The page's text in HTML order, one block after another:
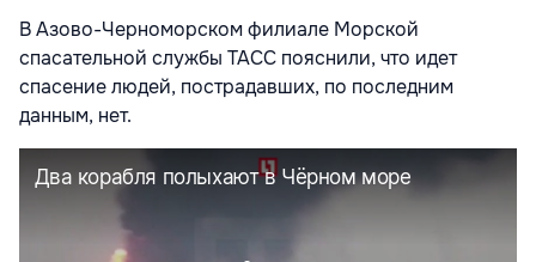
В Азово-Черноморском филиале Морской
спасательной службы ТАСС пояснили, что идет
спасение людей, пострадавших, по последним
данным, нет.